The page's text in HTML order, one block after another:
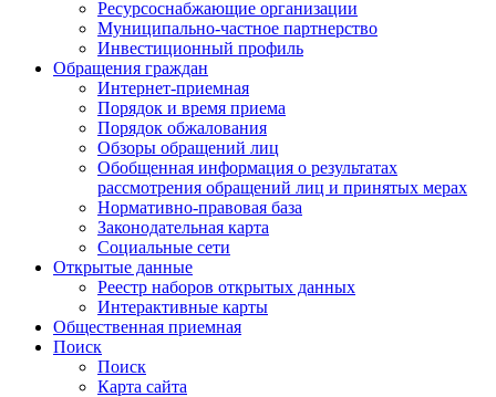
Ресурсоснабжающие организации
Муниципально-частное партнерство
Инвестиционный профиль
Обращения граждан
Интернет-приемная
Порядок и время приема
Порядок обжалования
Обзоры обращений лиц
Обобщенная информация о результатах
рассмотрения обращений лиц и принятых мерах
Нормативно-правовая база
Законодательная карта
Социальные сети
Открытые данные
Реестр наборов открытых данных
Интерактивные карты
Общественная приемная
Поиск
Поиск
Карта сайта